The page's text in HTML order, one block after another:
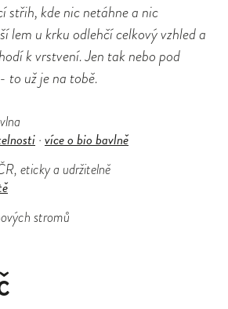
střih, kde nic netáhne a nic
lem u krku odlehčí celkový vzhled a
k vrstvení. Jen tak nebo pod
to už je na tobě.
· více o bio bavlně
eticky a udržitelně
stromů